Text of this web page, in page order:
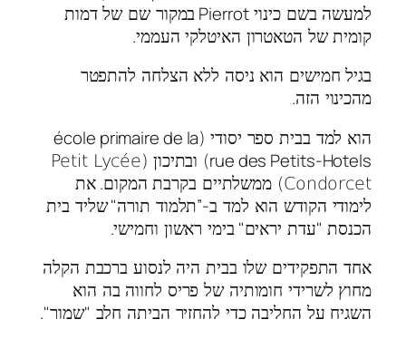
למעשה בשם כינויPierrot במקור שם של דמות
קומית של הטאטרון האיטלקי העממי.
בגיל חמישים הוא ניסה ללא הצלחה להתפטר
מהכינוי הזה.
הוא למד בבית ספר יסודי (école primaire de la
rue des Petits-Hotels
) ובתיכון (Petit Lycée
Condorcet) ממשלתיים בקרבת המקום
. את
לימודי הקודש הוא למד ב-”תלמוד תורה"שליד בית
הכנסת "עדת יראים"בימי ראשון וחמישי.
אחד התפקידים שלו בבית היה לנסוע ברכבת הקלה
מחוץ לשרידי חומותיה של פריס לחווה בה הוא
השגיח על החליבה כדי להחזיר הביתה חלב "שמור".